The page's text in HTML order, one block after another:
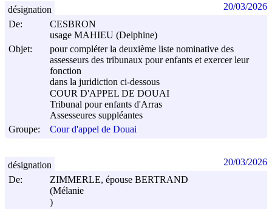
De:
CESBRON
usage MAHIEU (Delphine)
Objet:
pour compléter la deuxième liste nominative des
assesseurs des tribunaux pour enfants et exercer leur
fonction
dans la juridiction ci-dessous
COUR D'APPEL DE DOUAI
Tribunal pour enfants d'Arras
Assesseures suppléantes
Groupe:
Cour d'appel de Douai
désignation 20/03/2026
De:
ZIMMERLE, épouse BERTRAND
(Mélanie
)
désignation 20/03/2026